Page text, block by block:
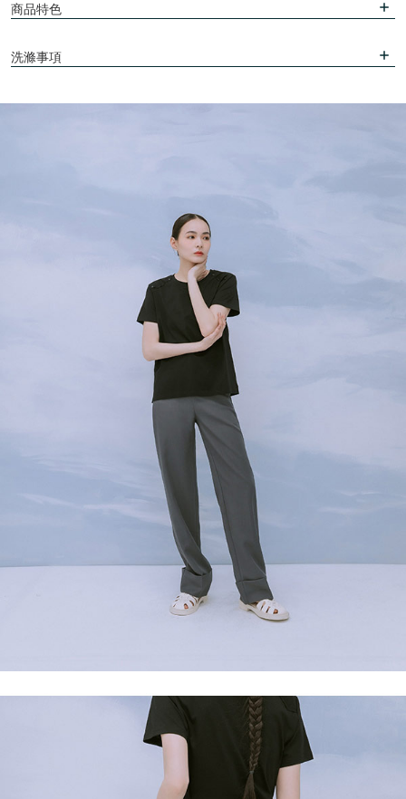
商品特色
洗滌事項